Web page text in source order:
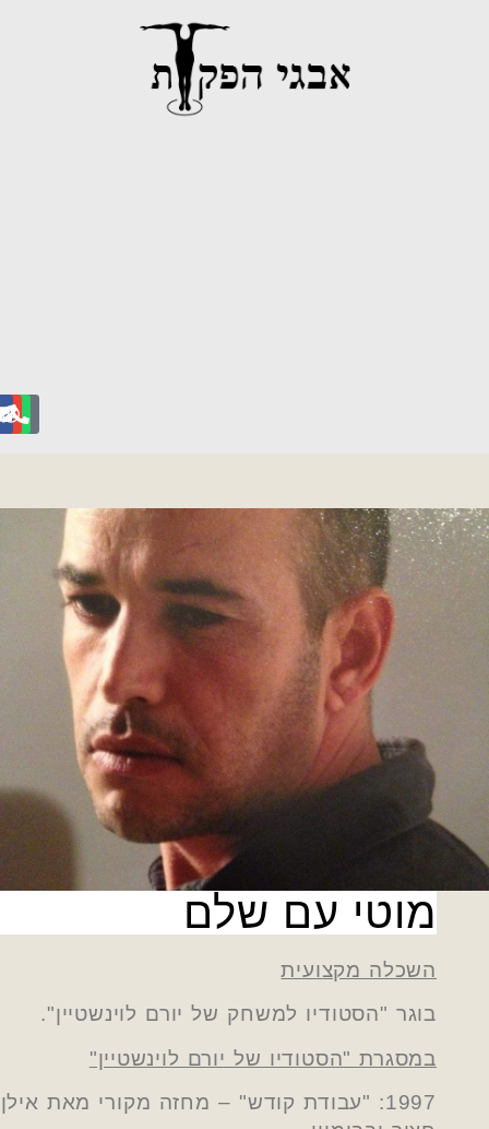
מוטי עם שלם
השכלה מקצועית
בוגר "הסטודיו למשחק של יורם לוינשטיין".
במסגרת "הסטודיו של יורם לוינשטיין"
1997: "עבודת קודש" – מחזה מקורי מאת אילן